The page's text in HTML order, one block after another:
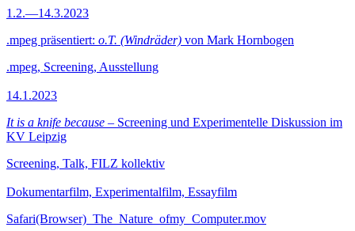
1.2.—14.3.2023
.mpeg präsentiert: o.T. (Windräder) von Mark Hornbogen
.mpeg, Screening, Ausstellung
14.1.2023
It is a knife because – Screening und Experimentelle Diskussion im
KV Leipzig
Screening, Talk, FILZ kollektiv
Dokumentarfilm, Experimentalfilm, Essayfilm
Safari(Browser)_The_Nature_ofmy_Computer.mov